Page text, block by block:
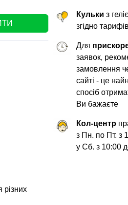
різних
Кульки з
згідно
Для
заявок,
замовлення
сайті - це
спосіб
Ви бажаєте
Кол-центр
з Пн. по Пт. з
у Сб. з 10:00